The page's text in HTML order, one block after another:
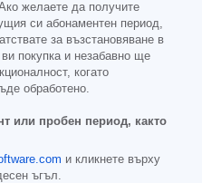
желаете да получите
си абонаментен период,
за възстановяване в
покупка и незабавно ще
когато
обработено.
или пробен период, както
и кликнете върху
ъгъл.